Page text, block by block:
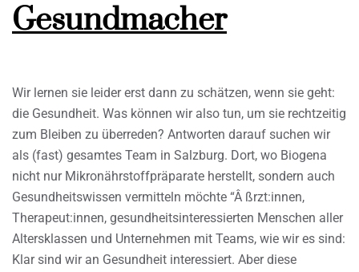
Gesundmacher
Wir lernen sie leider erst dann zu schätzen, wenn sie geht:
die Gesundheit. Was können wir also tun, um sie rechtzeitig
zum Bleiben zu überreden? Antworten darauf suchen wir
als (fast) gesamtes Team in Salzburg. Dort, wo Biogena
nicht nur Mikronährstoffpräparate herstellt, sondern auch
Gesundheitswissen vermitteln möchte “Â ßrzt:innen,
Therapeut:innen, gesundheitsinteressierten Menschen aller
Altersklassen und Unternehmen mit Teams, wie wir es sind:
Klar sind wir an Gesundheit interessiert. Aber diese